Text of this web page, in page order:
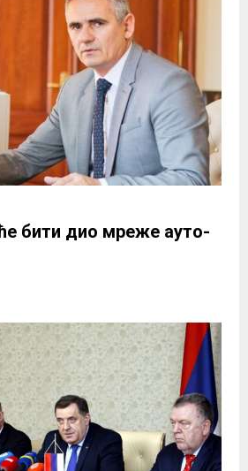
бити дио мреже ауто-